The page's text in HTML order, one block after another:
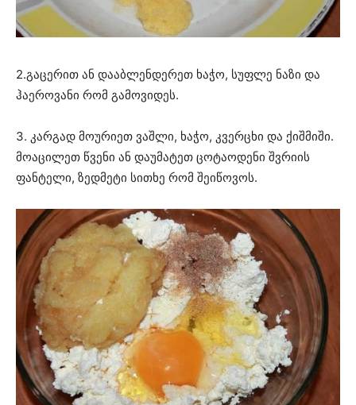
2.გაცერით ან დააბლენდერეთ ხაჭო, სუფლე ნაზი და
ჰაეროვანი რომ გამოვიდეს.
3. კარგად მოურიეთ ვაშლი, ხაჭო, კვერცხი და ქიშმიში.
მოაცილეთ წვენი ან დაუმატეთ ცოტაოდენი შვრიის
ფანტელი, ზედმეტი სითხე რომ შეიწოვოს.